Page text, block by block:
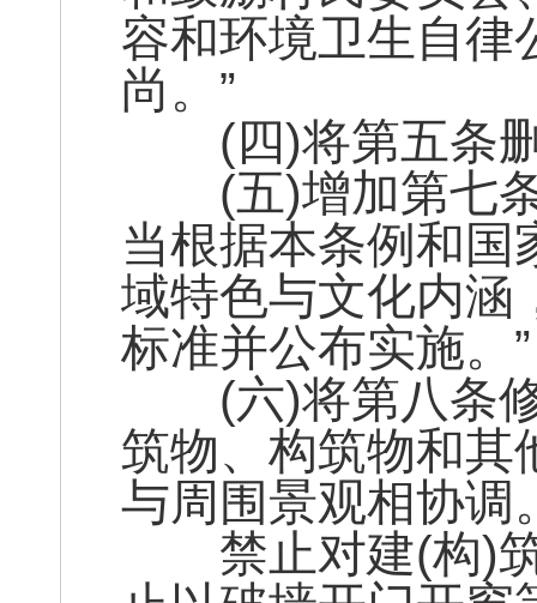
容和环境卫生自律
尚。”
(四)将第五条
(五)增加第七条
当根据本条例和国
域特色与文化内涵
标准并公布实施。”
(六)将第八条修
筑物、构筑物和其
与周围景观相协调
禁止对建(构)筑